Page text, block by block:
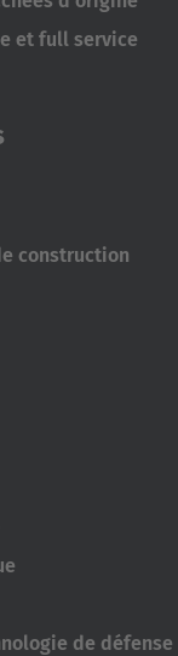
et full service
construction
de défense